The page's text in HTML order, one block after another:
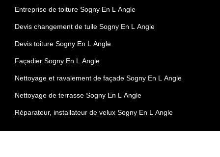
Entreprise de toiture Sogny En L Angle
Devis changement de tuile Sogny En L Angle
Devis toiture Sogny En L Angle
Façadier Sogny En L Angle
Nettoyage et ravalement de façade Sogny En L Angle
Nettoyage de terrasse Sogny En L Angle
Réparateur, installateur de velux Sogny En L Angle